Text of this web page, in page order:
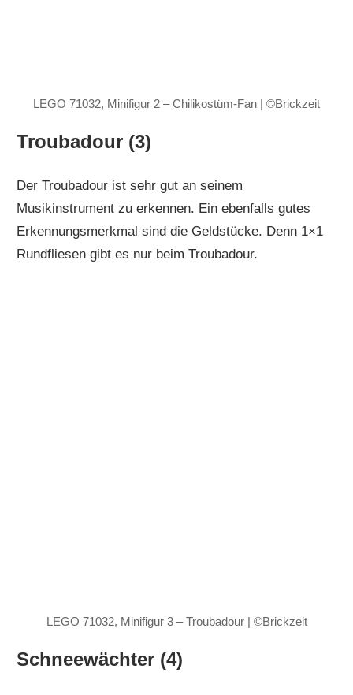
LEGO 71032, Minifigur 2 – Chilikostüm-Fan | ©Brickzeit
Troubadour (3)
Der Troubadour ist sehr gut an seinem
Musikinstrument zu erkennen. Ein ebenfalls gutes
Erkennungsmerkmal sind die Geldstücke. Denn 1×1
Rundfliesen gibt es nur beim Troubadour.
LEGO 71032, Minifigur 3 – Troubadour | ©Brickzeit
Schneewächter (4)